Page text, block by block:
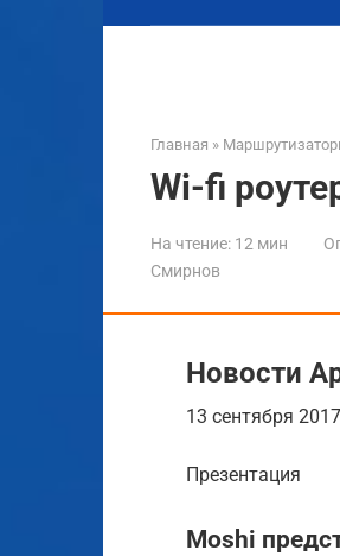
Главная »
Wi-fi
На чтение: 12 мин
Смирнов
Новости
13 сентября 2017
Презентация
Moshi